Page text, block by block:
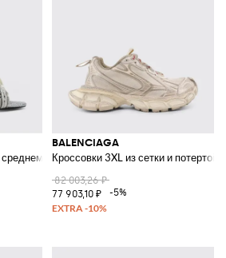
каблуке-шпильке
BALENCIAGA
Кроссовки 3XL из сетки и потертой
82 003,26 ₽
77 903,10 ₽
-5%